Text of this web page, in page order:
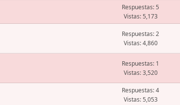
Respuestas: 5
Vistas: 5,173
Respuestas: 2
Vistas: 4,860
Respuestas: 1
Vistas: 3,520
Respuestas: 4
Vistas: 5,053